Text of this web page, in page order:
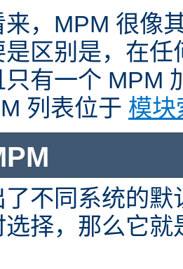
，MPM 很像
区别是，在任
有一个 MPM
列表位于 模块
不同系统的默
择，那么它就